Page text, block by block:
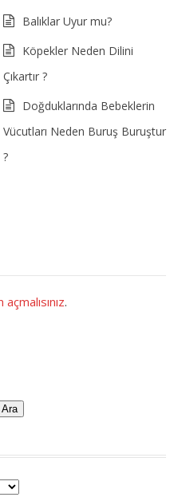
Balıklar Uyur mu?
Köpekler Neden Dilini
Çıkartır ?
Doğduklarında Bebeklerin
Vücutları Neden Buruş Buruştur
?
.
Ara